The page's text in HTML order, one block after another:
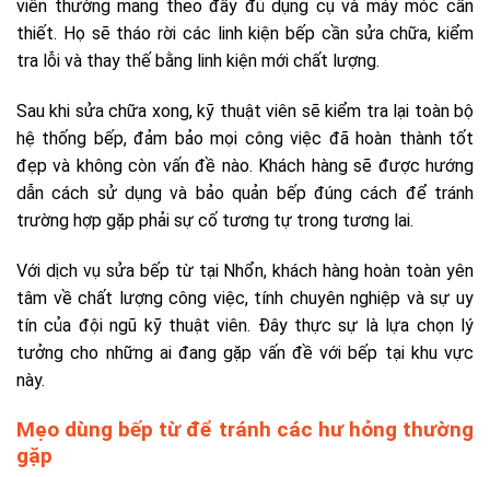
viên thường mang theo đầy đủ dụng cụ và máy móc cần
thiết. Họ sẽ tháo rời các linh kiện bếp cần sửa chữa, kiểm
tra lỗi và thay thế bằng linh kiện mới chất lượng.
Sau khi sửa chữa xong, kỹ thuật viên sẽ kiểm tra lại toàn bộ
hệ thống bếp, đảm bảo mọi công việc đã hoàn thành tốt
đẹp và không còn vấn đề nào. Khách hàng sẽ được hướng
dẫn cách sử dụng và bảo quản bếp đúng cách để tránh
trường hợp gặp phải sự cố tương tự trong tương lai.
Với dịch vụ sửa bếp từ tại Nhổn, khách hàng hoàn toàn yên
tâm về chất lượng công việc, tính chuyên nghiệp và sự uy
tín của đội ngũ kỹ thuật viên. Đây thực sự là lựa chọn lý
tưởng cho những ai đang gặp vấn đề với bếp tại khu vực
này.
Mẹo dùng bếp từ để tránh các hư hỏng thường
gặp